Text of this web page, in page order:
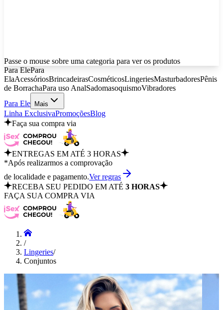
Passe o mouse sobre uma categoria para ver os produtos
Para ElePara
ElaAcessóriosBrincadeirasCosméticosLingeriesMasturbadoresPênis
de BorrachaPara uso AnalSadomasoquismoVibradores
Para Ele
Mais
Linha ExclusivaPromoçõesBlog
Faça sua compra via
ENTREGAS EM ATÉ 3 HORAS
*Após realizarmos a comprovação
de localidade e pagamento.Ver regras
RECEBA SEU PEDIDO EM ATÉ 3 HORAS
FAÇA SUA COMPRA VIA
/
Lingeries/
Conjuntos